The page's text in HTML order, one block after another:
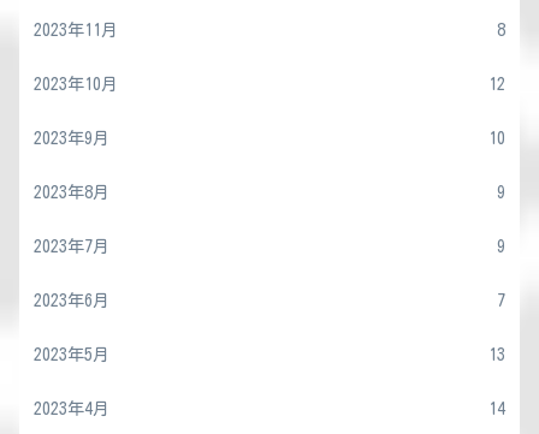
2023年11月 8
2023年10月 12
2023年9月 10
2023年8月 9
2023年7月 9
2023年6月 7
2023年5月 13
2023年4月 14